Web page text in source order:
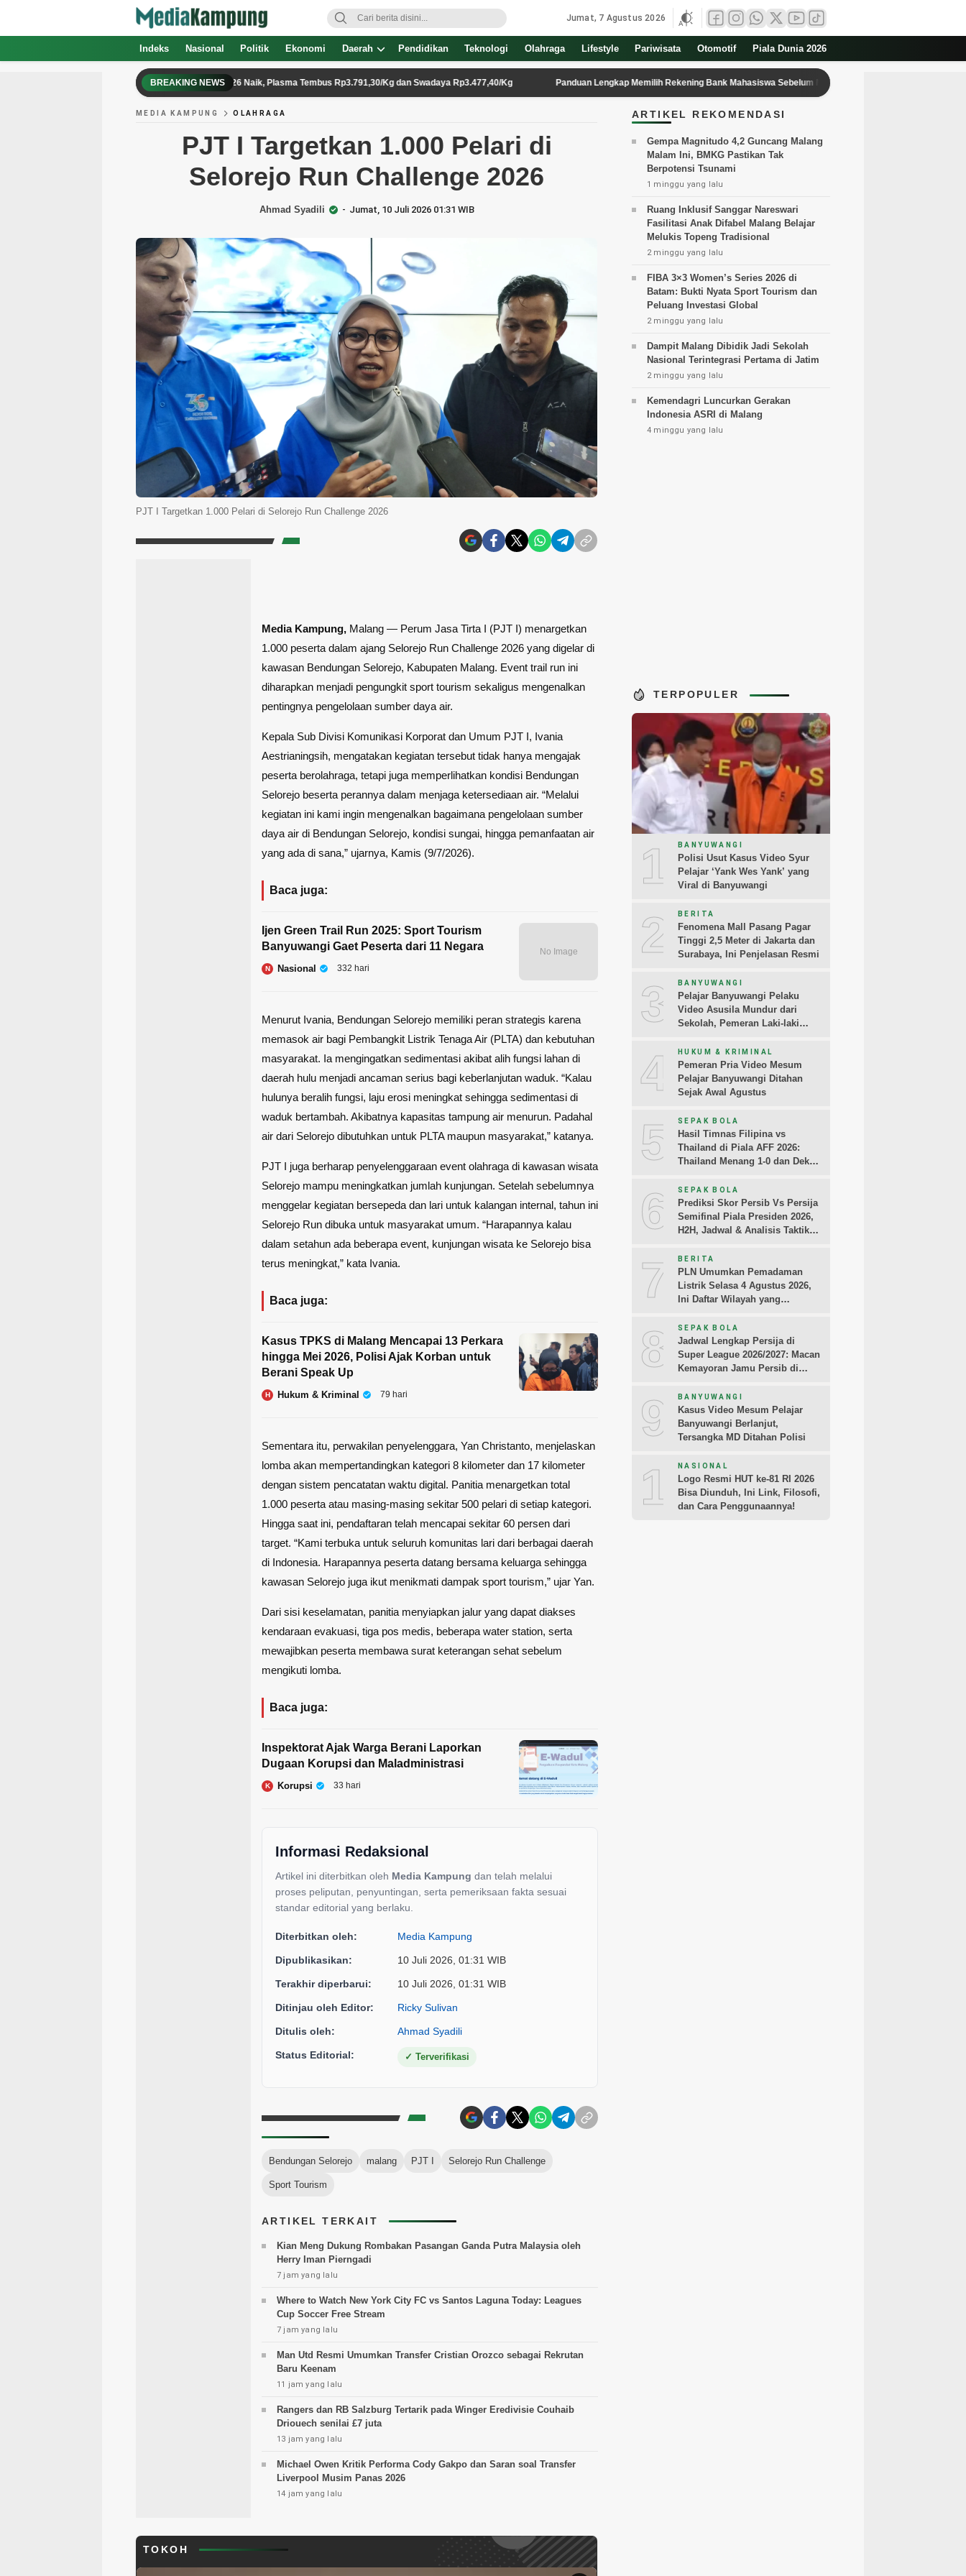
Jumat, 7 Agustus 2026
Indeks Nasional Politik Ekonomi Daerah Pendidikan Teknologi Olahraga Lifestyle Pariwisata Otomotif Piala Dunia 2026
BREAKING NEWS
Harga TBS Sawit Kalteng Periode II-Juli 2026 Naik, Plasma Tembus Rp3.791,30/Kg dan Swadaya Rp3.477,40/Kg Panduan Lengkap Memilih Rekening Bank Mahasiswa Sebelum Masuk Universitas
MEDIA KAMPUNG OLAHRAGA
PJT I Targetkan 1.000 Pelari di
Selorejo Run Challenge 2026
Ahmad Syadili Jumat, 10 Juli 2026 01:31 WIB
PJT I Targetkan 1.000 Pelari di Selorejo Run Challenge 2026
Media Kampung, Malang — Perum Jasa Tirta I (PJT I) menargetkan
1.000 peserta dalam ajang Selorejo Run Challenge 2026 yang digelar di
kawasan Bendungan Selorejo, Kabupaten Malang. Event trail run ini
diharapkan menjadi pengungkit sport tourism sekaligus mengenalkan
pentingnya pengelolaan sumber daya air.
Kepala Sub Divisi Komunikasi Korporat dan Umum PJT I, Ivania
Aestrianingsih, mengatakan kegiatan tersebut tidak hanya mengajak
peserta berolahraga, tetapi juga memperlihatkan kondisi Bendungan
Selorejo beserta perannya dalam menjaga ketersediaan air. “Melalui
kegiatan ini kami ingin mengenalkan bagaimana pengelolaan sumber
daya air di Bendungan Selorejo, kondisi sungai, hingga pemanfaatan air
yang ada di sana,” ujarnya, Kamis (9/7/2026).
Baca juga:
Ijen Green Trail Run 2025: Sport Tourism
Banyuwangi Gaet Peserta dari 11 Negara
N Nasional 332 hari
No Image
Menurut Ivania, Bendungan Selorejo memiliki peran strategis karena
memasok air bagi Pembangkit Listrik Tenaga Air (PLTA) dan kebutuhan
masyarakat. Ia mengingatkan sedimentasi akibat alih fungsi lahan di
daerah hulu menjadi ancaman serius bagi keberlanjutan waduk. “Kalau
hulunya beralih fungsi, laju erosi meningkat sehingga sedimentasi di
waduk bertambah. Akibatnya kapasitas tampung air menurun. Padahal
air dari Selorejo dibutuhkan untuk PLTA maupun masyarakat,” katanya.
PJT I juga berharap penyelenggaraan event olahraga di kawasan wisata
Selorejo mampu meningkatkan jumlah kunjungan. Setelah sebelumnya
menggelar kegiatan bersepeda dan lari untuk kalangan internal, tahun ini
Selorejo Run dibuka untuk masyarakat umum. “Harapannya kalau
dalam setahun ada beberapa event, kunjungan wisata ke Selorejo bisa
terus meningkat,” kata Ivania.
Baca juga:
Kasus TPKS di Malang Mencapai 13 Perkara
hingga Mei 2026, Polisi Ajak Korban untuk
Berani Speak Up
H Hukum & Kriminal 79 hari
Sementara itu, perwakilan penyelenggara, Yan Christanto, menjelaskan
lomba akan mempertandingkan kategori 8 kilometer dan 17 kilometer
dengan sistem pencatatan waktu digital. Panitia menargetkan total
1.000 peserta atau masing-masing sekitar 500 pelari di setiap kategori.
Hingga saat ini, pendaftaran telah mencapai sekitar 60 persen dari
target. “Kami terbuka untuk seluruh komunitas lari dari berbagai daerah
di Indonesia. Harapannya peserta datang bersama keluarga sehingga
kawasan Selorejo juga ikut menikmati dampak sport tourism,” ujar Yan.
Dari sisi keselamatan, panitia menyiapkan jalur yang dapat diakses
kendaraan evakuasi, tiga pos medis, beberapa water station, serta
mewajibkan peserta membawa surat keterangan sehat sebelum
mengikuti lomba.
Baca juga:
Inspektorat Ajak Warga Berani Laporkan
Dugaan Korupsi dan Maladministrasi
K Korupsi 33 hari
Informasi Redaksional
Artikel ini diterbitkan oleh Media Kampung dan telah melalui
proses peliputan, penyuntingan, serta pemeriksaan fakta sesuai
standar editorial yang berlaku.
Diterbitkan oleh: Media Kampung
Dipublikasikan: 10 Juli 2026, 01:31 WIB
Terakhir diperbarui: 10 Juli 2026, 01:31 WIB
Ditinjau oleh Editor: Ricky Sulivan
Ditulis oleh: Ahmad Syadili
Status Editorial: ✓ Terverifikasi
Bendungan Selorejo malang PJT I Selorejo Run Challenge
Sport Tourism
ARTIKEL TERKAIT
Kian Meng Dukung Rombakan Pasangan Ganda Putra Malaysia oleh
Herry Iman Pierngadi
7 jam yang lalu
Where to Watch New York City FC vs Santos Laguna Today: Leagues
Cup Soccer Free Stream
7 jam yang lalu
Man Utd Resmi Umumkan Transfer Cristian Orozco sebagai Rekrutan
Baru Keenam
11 jam yang lalu
Rangers dan RB Salzburg Tertarik pada Winger Eredivisie Couhaib
Driouech senilai £7 juta
13 jam yang lalu
Michael Owen Kritik Performa Cody Gakpo dan Saran soal Transfer
Liverpool Musim Panas 2026
14 jam yang lalu
TOKOH
ARTIKEL REKOMENDASI
Gempa Magnitudo 4,2 Guncang Malang
Malam Ini, BMKG Pastikan Tak
Berpotensi Tsunami
1 minggu yang lalu
Ruang Inklusif Sanggar Nareswari
Fasilitasi Anak Difabel Malang Belajar
Melukis Topeng Tradisional
2 minggu yang lalu
FIBA 3×3 Women’s Series 2026 di
Batam: Bukti Nyata Sport Tourism dan
Peluang Investasi Global
2 minggu yang lalu
Dampit Malang Dibidik Jadi Sekolah
Nasional Terintegrasi Pertama di Jatim
2 minggu yang lalu
Kemendagri Luncurkan Gerakan
Indonesia ASRI di Malang
4 minggu yang lalu
TERPOPULER
1 BANYUWANGI
Polisi Usut Kasus Video Syur
Pelajar ‘Yank Wes Yank’ yang
Viral di Banyuwangi
2 BERITA
Fenomena Mall Pasang Pagar
Tinggi 2,5 Meter di Jakarta dan
Surabaya, Ini Penjelasan Resmi
3 BANYUWANGI
Pelajar Banyuwangi Pelaku
Video Asusila Mundur dari
Sekolah, Pemeran Laki-laki
4 HUKUM & KRIMINAL
Pemeran Pria Video Mesum
Pelajar Banyuwangi Ditahan
Sejak Awal Agustus
5 SEPAK BOLA
Hasil Timnas Filipina vs
Thailand di Piala AFF 2026:
Thailand Menang 1-0 dan Dekati
6 SEPAK BOLA
Prediksi Skor Persib Vs Persija
Semifinal Piala Presiden 2026,
H2H, Jadwal & Analisis Taktik
7 BERITA
PLN Umumkan Pemadaman
Listrik Selasa 4 Agustus 2026,
Ini Daftar Wilayah yang
8 SEPAK BOLA
Jadwal Lengkap Persija di
Super League 2026/2027: Macan
Kemayoran Jamu Persib di
9 BANYUWANGI
Kasus Video Mesum Pelajar
Banyuwangi Berlanjut,
Tersangka MD Ditahan Polisi
10NASIONAL
Logo Resmi HUT ke-81 RI 2026
Bisa Diunduh, Ini Link, Filosofi,
dan Cara Penggunaannya!